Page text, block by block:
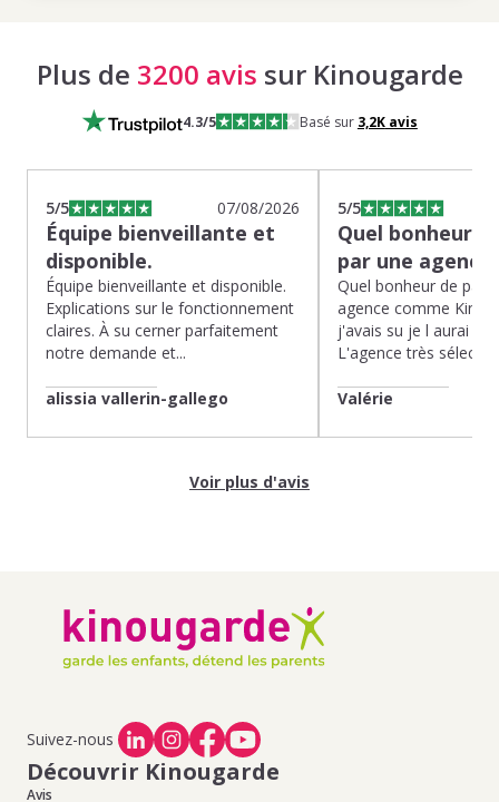
Plus de 3200 avis sur Kinougarde
4.3/5 Basé sur 3,2Kavis
5/5 07/08/2026
Équipe bienveillante et
disponible.
Équipe bienveillante et disponible.
Explications sur le fonctionnement
claires. À su cerner parfaitement
notre demande et...
alissia vallerin-gallego
5/5
Quel bonheur
par une
Quel bonheur de
agence comme
j'avais su je l aurai
L'agence très
Valérie
Voir plus d'avis
Suivez-nous
Découvrir Kinougarde
Avis